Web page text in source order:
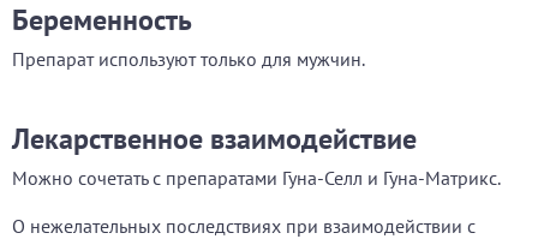
Беременность
Препарат используют только для мужчин.
Лекарственное взаимодействие
Можно сочетать с препаратами Гуна-Селл и Гуна-Матрикс.
О нежелательных последствиях при взаимодействии с